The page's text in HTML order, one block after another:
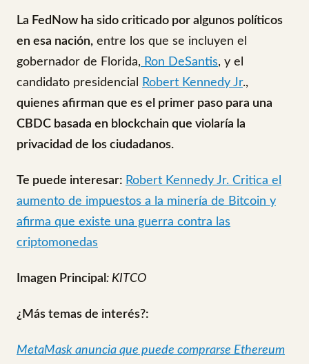
La FedNow ha sido criticado por algunos políticos
en esa nación, entre los que se incluyen el
gobernador de Florida, Ron DeSantis, y el
candidato presidencial
Robert Kennedy Jr.,
quienes afirman que es el primer paso para una
CBDC basada en blockchain que violaría la
privacidad de los ciudadanos.
Te puede interesar: Robert Kennedy Jr. Critica el
aumento de impuestos a la minería de Bitcoin y
afirma que existe una guerra contra las
criptomonedas
Imagen Principal : KITCO
¿Más temas de interés?:
MetaMask anuncia que puede comprarse Ethereum